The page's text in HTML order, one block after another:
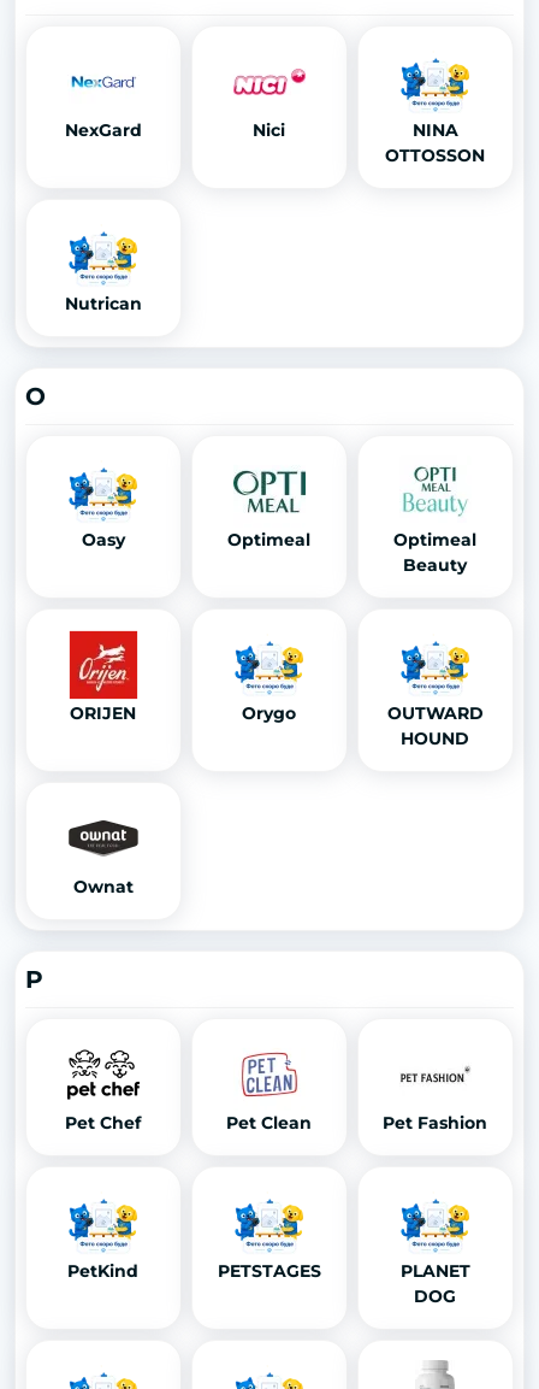
NexGard Nici
NINA
OTTOSSON
Nutrican
O
Oasy Optimeal
Optimeal
Beauty
ORIJEN Orygo
OUTWARD
HOUND
Ownat
P
Pet Chef Pet Clean Pet Fashion
PetKind PETSTAGES
PLANET
DOG